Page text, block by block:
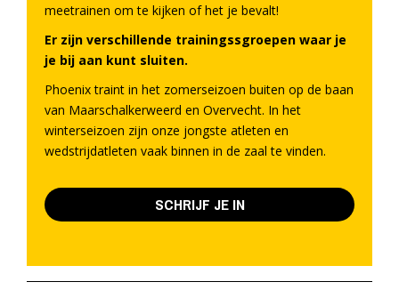
meetrainen om te kijken of het je bevalt!
Er zijn verschillende trainingssgroepen waar je
je bij aan kunt sluiten.
Phoenix traint in het zomerseizoen buiten op de baan
van Maarschalkerweerd en Overvecht. In het
winterseizoen zijn onze jongste atleten en
wedstrijdatleten vaak binnen in de zaal te vinden.
SCHRIJF JE IN